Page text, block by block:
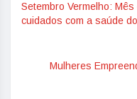
Setembro Vermelho:
cuidados com a saúde
Mulheres